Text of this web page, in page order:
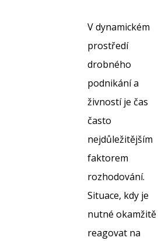
V dynamickém
prostředí
drobného
podnikání a
živností je čas
často
nejdůležitějším
faktorem
rozhodování.
Situace, kdy je
nutné okamžitě
reagovat na